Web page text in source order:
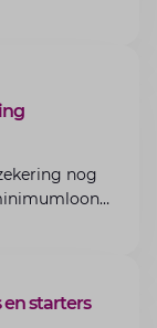
nog
en starters